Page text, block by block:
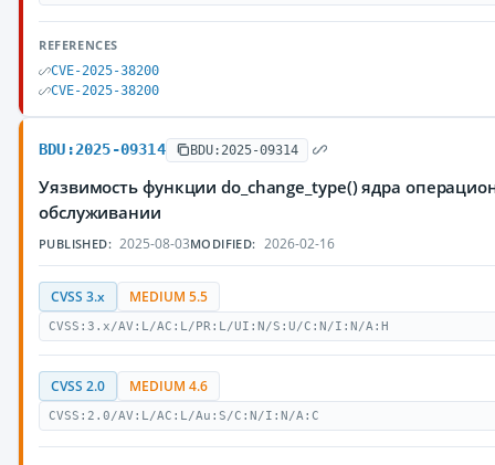
REFERENCES
CVE-2025-38200
CVE-2025-38200
BDU:2025-09314 BDU:2025-09314
Уязвимость функции do_change_type() ядра
обслуживании
PUBLISHED: 2025-08-03MODIFIED: 2026-02-16
CVSS 3.x MEDIUM 5.5
CVSS:3.x/AV:L/AC:L/PR:L/UI:N/S:U/C:N/I:N/A:H
CVSS 2.0 MEDIUM 4.6
CVSS:2.0/AV:L/AC:L/Au:S/C:N/I:N/A:C